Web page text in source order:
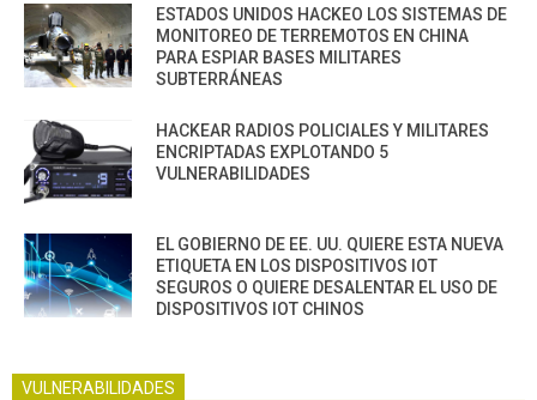
ESTADOS UNIDOS HACKEO LOS SISTEMAS DE
MONITOREO DE TERREMOTOS EN CHINA
PARA ESPIAR BASES MILITARES
SUBTERRÁNEAS
HACKEAR RADIOS POLICIALES Y MILITARES
ENCRIPTADAS EXPLOTANDO 5
VULNERABILIDADES
EL GOBIERNO DE EE. UU. QUIERE ESTA NUEVA
ETIQUETA EN LOS DISPOSITIVOS IOT
SEGUROS O QUIERE DESALENTAR EL USO DE
DISPOSITIVOS IOT CHINOS
VULNERABILIDADES